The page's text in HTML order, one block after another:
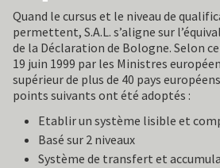
FORMATION
CYCLES
INTERNATIONAL
ESF
Quand le cursus et le niveau de
permettent, S.A.L. s’aligne sur
de la Déclaration de Bologne. Selon
19 juin 1999 par les Ministres
supérieur de plus de 40 pays
points suivants ont été adoptés :
Etablir un système lisible et
Basé sur 2 niveaux
Système de transfert et